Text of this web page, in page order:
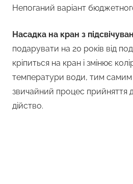
Непоганий варіант
Насадка на кран з
подарувати на 20 років від
кріпиться на кран і змінює
температури води, тим
звичайний процес прийняття
дійство.